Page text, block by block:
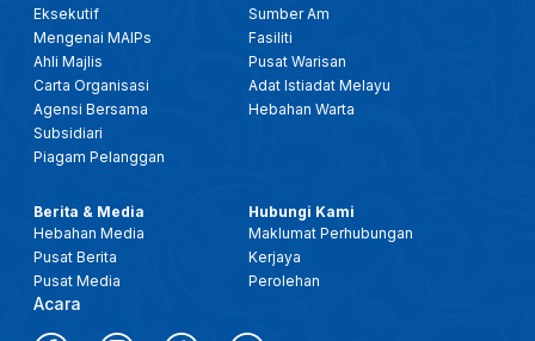
Eksekutif
Mengenai MAIPs
Ahli Majlis
Carta Organisasi
Agensi Bersama
Subsidiari
Piagam Pelanggan
Sumber Am
Fasiliti
Pusat Warisan
Adat Istiadat Melayu
Hebahan Warta
Berita & Media
Hebahan Media
Pusat Berita
Pusat Media
Acara
Hubungi Kami
Maklumat Perhubungan
Kerjaya
Perolehan